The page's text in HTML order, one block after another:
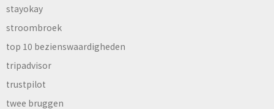
stayokay
stroombroek
top 10 bezienswaardigheden
tripadvisor
trustpilot
twee bruggen